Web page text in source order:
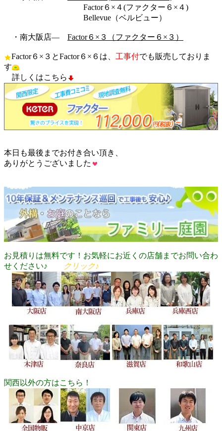
Factor６×４(ファクター６×４)
Bellevue（ベルビュー）
・南大阪店― Factor６×３（ファクター６×３）
Factor６×３とFactor６×６は、 工事付でも販売しておりま
す
詳しくはこちら
本日も最後までお付き合い頂き、
ありがとうございました
お見積りは無料です！お気軽にお近くの店舗までお問い合わ
せください♪
クリック♪
関西以外の方はこちら！